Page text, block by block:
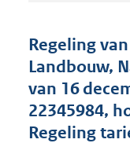
Regeling
Landbouw,
van 16
22345984,
Regeling